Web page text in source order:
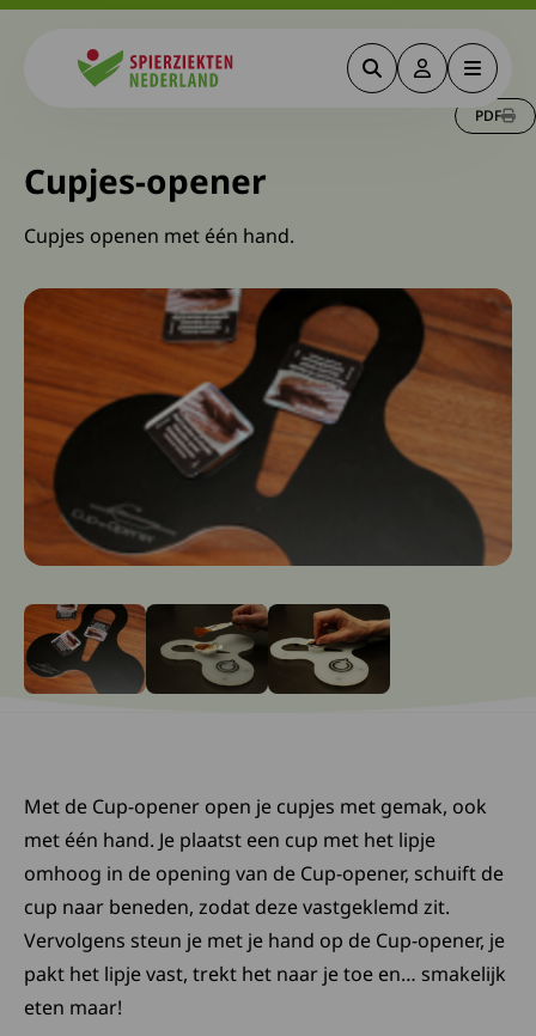
ZoekenDeze link
Menu
PDF
Cupjes-opener
Cupjes openen met één hand.
Ga naar slide: 0Ga naar slide: 1Ga naar slide: 2
Met de Cup-opener open je cupjes met gemak, ook
met één hand. Je plaatst een cup met het lipje
omhoog in de opening van de Cup-opener, schuift de
cup naar beneden, zodat deze vastgeklemd zit.
Vervolgens steun je met je hand op de Cup-opener, je
pakt het lipje vast, trekt het naar je toe en… smakelijk
eten maar!